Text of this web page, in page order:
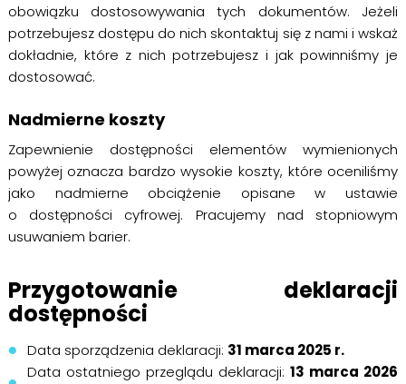
obowiązku dostosowywania tych dokumentów. Jeżeli
potrzebujesz dostępu do nich skontaktuj się z nami i wskaż
dokładnie, które z nich potrzebujesz i jak powinniśmy je
dostosować.
Nadmierne koszty
Zapewnienie dostępności elementów wymienionych
powyżej oznacza bardzo wysokie koszty, które oceniliśmy
jako nadmierne obciążenie opisane w ustawie
o dostępności cyfrowej. Pracujemy nad stopniowym
usuwaniem barier.
Przygotowanie deklaracji
dostępności
Data sporządzenia deklaracji: 31 marca 2025 r.
Data ostatniego przeglądu deklaracji:13 marca 2026